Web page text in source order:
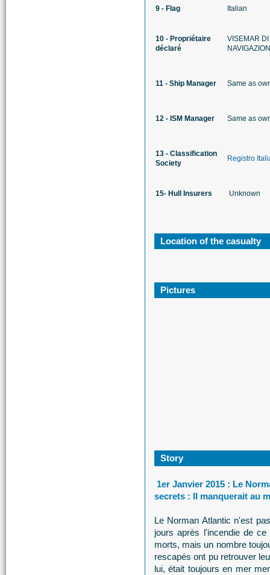
9 - Flag Italian
10 - Propriétaire
déclaré
VISEMAR DI
11 - Ship Manager Same as
12 - ISM Manager Same as
13 - Classification
Society
Registro
15- Hull Insurers Unknown
Location of the casualty
Pictures
Story
1er Janvier 2015 : Le
secrets : Il manquerait au
Le Norman Atlantic n'est
jours après l'incendie de
morts, mais un nombre
rescapés ont pu retrouver
lui, était toujours en mer